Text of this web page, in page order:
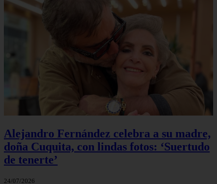
Alejandro Fernández celebra a su madre,
doña Cuquita, con lindas fotos: ‘Suertudo
de tenerte’
24/07/2026